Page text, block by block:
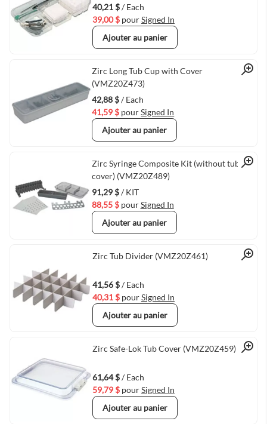
40,21 $/ Each
39,00 $ pourSigned In
Ajouter au panier
Quick View
Zirc Long Tub Cup with Cover
(VMZ20Z473)
42,88 $/ Each
41,59 $ pourSigned In
Ajouter au panier
Quick View
Zirc Syringe Composite Kit (without tub and
cover) (VMZ20Z489)
91,29 $/ KIT
88,55 $ pourSigned In
Ajouter au panier
Quick View
Zirc Tub Divider (VMZ20Z461)
41,56 $/ Each
40,31 $ pourSigned In
Ajouter au panier
Quick View
Zirc Safe-Lok Tub Cover (VMZ20Z459)
61,64 $/ Each
59,79 $ pourSigned In
Ajouter au panier